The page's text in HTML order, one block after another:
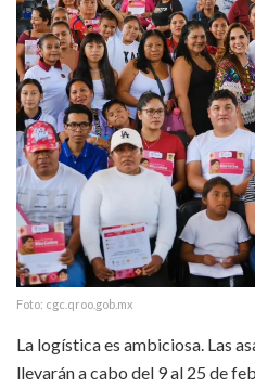
Foto: cgc.qroo.gob.mx
La logística es ambiciosa. Las
llevarán a cabo del 9 al 25 de